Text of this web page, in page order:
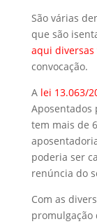
São várias
que são
aqui diversas
convocação.
A lei 13.063/
Aposentados
tem mais de
poderia ser
renúncia do
Com as
promulgação